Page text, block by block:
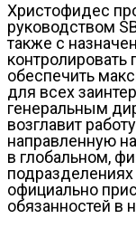
Христофидес
руководством
также с
контролировать
обеспечить
для всех
генеральным
возглавит
направленную
в глобальном,
официально
обязанностей в